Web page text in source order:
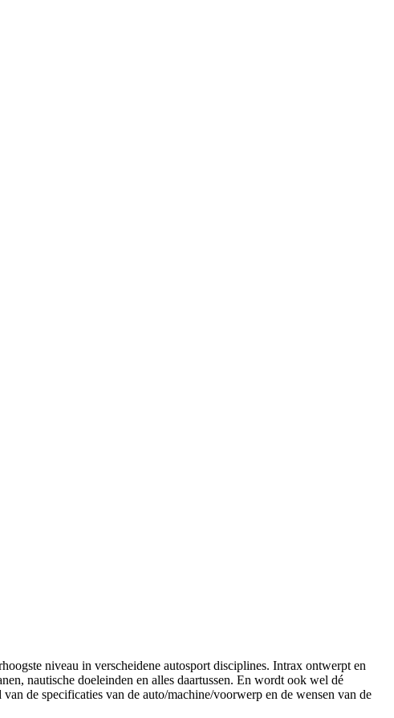
niveau in verscheidene autosport disciplines. Intrax ontwerpt en
nautische doeleinden en alles daartussen. En wordt ook wel dé
de specificaties van de auto/machine/voorwerp en de wensen van de